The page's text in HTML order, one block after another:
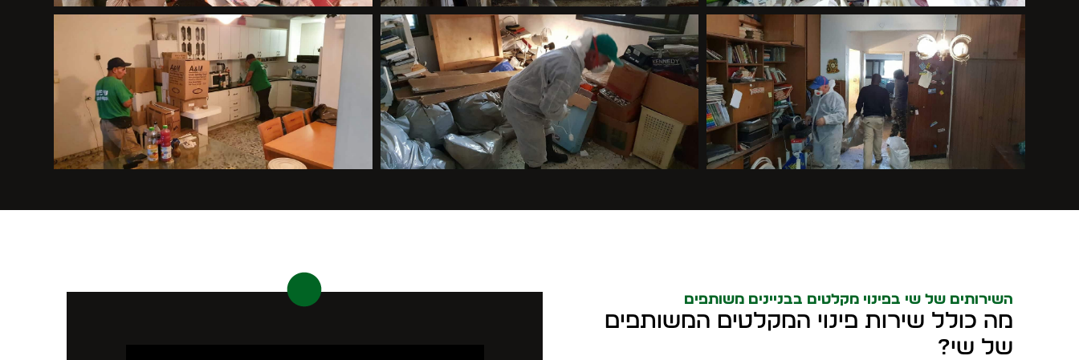
השירותים של שי בפינוי מקלטים בבניינים משותפים
מה כולל שירות פינוי המקלטים המשותפים
של שי?